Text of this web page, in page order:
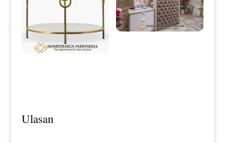
Ulasan